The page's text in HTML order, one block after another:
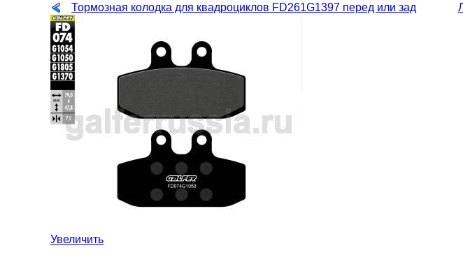
Тормозная колодка для квадроциклов FD261G1397 перед или зад
Увеличить